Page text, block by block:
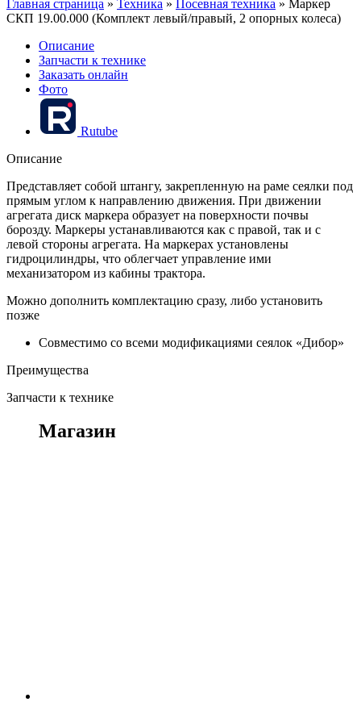
Главная страница » Техника » Посевная техника » Маркер
СКП 19.00.000 (Комплект левый/правый, 2 опорных колеса)
Описание
Запчасти к технике
Заказать онлайн
Фото
Rutube
Описание
Представляет собой штангу, закрепленную на раме сеялки под
прямым углом к направлению движения. При движении
агрегата диск маркера образует на поверхности почвы
борозду. Маркеры устанавливаются как с правой, так и с
левой стороны агрегата. На маркерах установлены
гидроцилиндры, что облегчает управление ими
механизатором из кабины трактора.
Можно дополнить комплектацию сразу, либо установить
позже
Совместимо со всеми модификациями сеялок «Дибор»
Преимущества
Запчасти к технике
Магазин